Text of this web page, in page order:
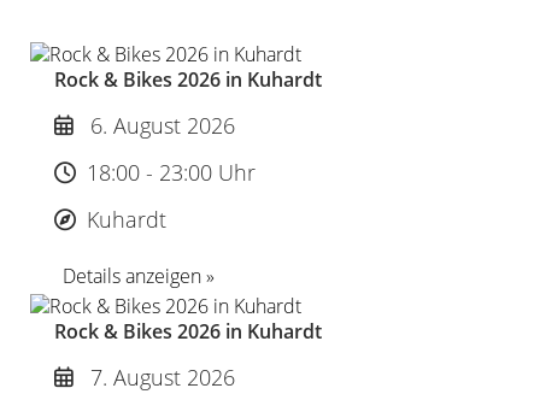
Rock & Bikes 2026 in Kuhardt
6. August 2026
18:00 - 23:00 Uhr
Kuhardt
Details anzeigen »
Rock & Bikes 2026 in Kuhardt
7. August 2026